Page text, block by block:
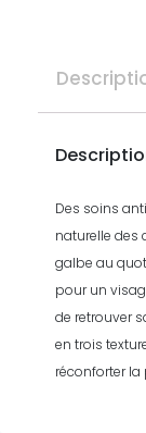
Des soins
naturelle des
galbe au
pour un
de retrouver
en trois
réconforter